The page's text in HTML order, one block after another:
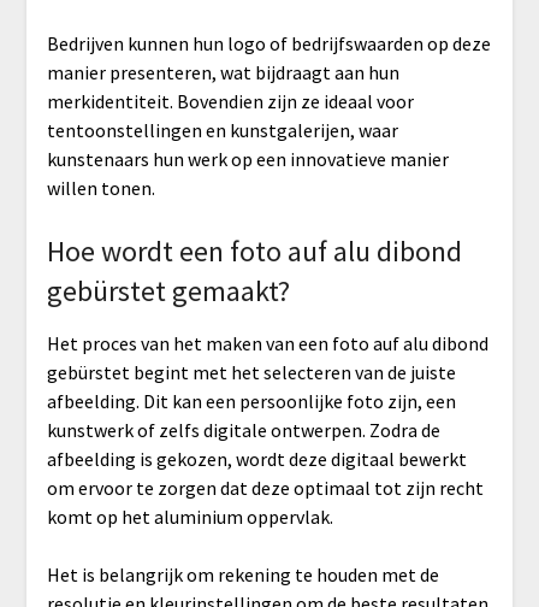
Bedrijven kunnen hun logo of bedrijfswaarden op deze
manier presenteren, wat bijdraagt aan hun
merkidentiteit. Bovendien zijn ze ideaal voor
tentoonstellingen en kunstgalerijen, waar
kunstenaars hun werk op een innovatieve manier
willen tonen.
Hoe wordt een foto auf alu dibond
gebürstet gemaakt?
Het proces van het maken van een foto auf alu dibond
gebürstet begint met het selecteren van de juiste
afbeelding. Dit kan een persoonlijke foto zijn, een
kunstwerk of zelfs digitale ontwerpen. Zodra de
afbeelding is gekozen, wordt deze digitaal bewerkt
om ervoor te zorgen dat deze optimaal tot zijn recht
komt op het aluminium oppervlak.
Het is belangrijk om rekening te houden met de